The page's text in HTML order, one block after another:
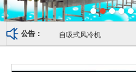
公告： 自吸式风冷机